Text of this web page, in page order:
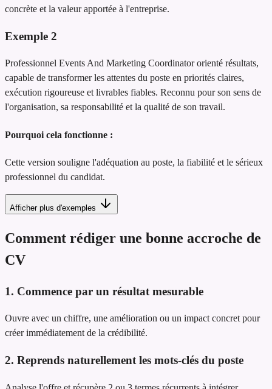
concrète et la valeur apportée à l'entreprise.
Exemple 2
Professionnel Events And Marketing Coordinator orienté résultats,
capable de transformer les attentes du poste en priorités claires,
exécution rigoureuse et livrables fiables. Reconnu pour son sens de
l'organisation, sa responsabilité et la qualité de son travail.
Pourquoi cela fonctionne :
Cette version souligne l'adéquation au poste, la fiabilité et le sérieux
professionnel du candidat.
Afficher plus d'exemples
Comment rédiger une bonne accroche de
CV
1. Commence par un résultat mesurable
Ouvre avec un chiffre, une amélioration ou un impact concret pour
créer immédiatement de la crédibilité.
2. Reprends naturellement les mots-clés du poste